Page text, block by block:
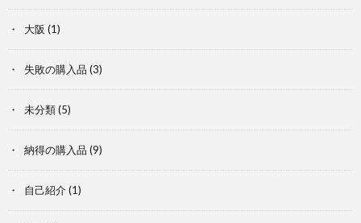
大阪 (1)
失敗の購入品 (3)
未分類(5)
納得の購入品 (9)
自己紹介(1)